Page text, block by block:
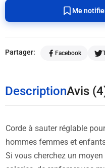
Me
Partager: Facebook
DescriptionAvis
Corde à sauter réglable
hommes femmes et
Si vous cherchez un